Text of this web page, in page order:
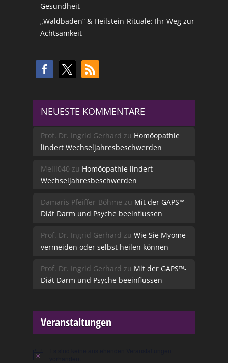
Gesundheit
„Waldbaden“ & Heilstein-Rituale: Ihr Weg zur
Achtsamkeit
NEUESTE KOMMENTARE
Prof. Dr. Ingrid Gerhard zu Homöopathie
lindert Wechseljahresbeschwerden
Melli040 zu Homöopathie lindert
Wechseljahresbeschwerden
Damaris Pfeiffer-Böhme zu Mit der GAPS™-
Diät Darm und Psyche beeinflussen
Prof. Dr. Ingrid Gerhard zu Wie Sie Myome
vermeiden oder selbst heilen können
Prof. Dr. Ingrid Gerhard zu Mit der GAPS™-
Diät Darm und Psyche beeinflussen
Veranstaltungen
Hinweis